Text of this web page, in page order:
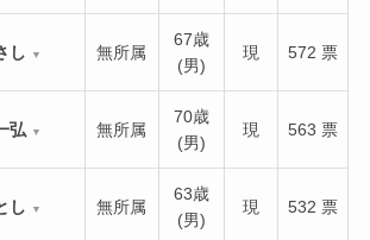
し ▼ 無所属
67歳
(男)
現 572 票
弘 ▼ 無所属
70歳
(男)
現 563 票
し ▼ 無所属
63歳
(男)
現 532 票